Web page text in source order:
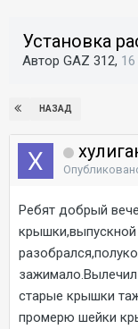
Установка
Автор GAZ 312, 16
НАЗАД
Ребят добрый
зажимало.Вылечил
старые крышки
промерю шейки